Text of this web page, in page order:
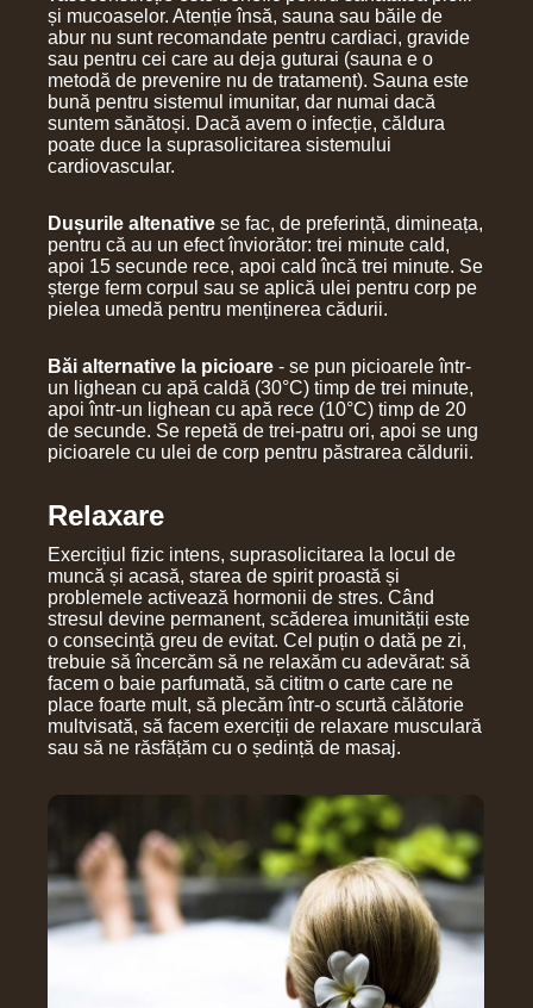
și mucoaselor. Atenție însă, sauna sau băile de
abur nu sunt recomandate pentru cardiaci, gravide
sau pentru cei care au deja guturai (sauna e o
metodă de prevenire nu de tratament). Sauna este
bună pentru sistemul imunitar, dar numai dacă
suntem sănătoși. Dacă avem o infecție, căldura
poate duce la suprasolicitarea sistemului
cardiovascular.
Dușurile altenative se fac, de preferință, dimineața,
pentru că au un efect înviorător: trei minute cald,
apoi 15 secunde rece, apoi cald încă trei minute. Se
șterge ferm corpul sau se aplică ulei pentru corp pe
pielea umedă pentru menținerea cădurii.
Băi alternative la picioare - se pun picioarele într-
un lighean cu apă caldă (30°C) timp de trei minute,
apoi într-un lighean cu apă rece (10°C) timp de 20
de secunde. Se repetă de trei-patru ori, apoi se ung
picioarele cu ulei de corp pentru păstrarea căldurii.
Relaxare
Exercițiul fizic intens, suprasolicitarea la locul de
muncă și acasă, starea de spirit proastă și
problemele activează hormonii de stres. Când
stresul devine permanent, scăderea imunității este
o consecință greu de evitat. Cel puțin o dată pe zi,
trebuie să încercăm să ne relaxăm cu adevărat: să
facem o baie parfumată, să cititm o carte care ne
place foarte mult, să plecăm într-o scurtă călătorie
multvisată, să facem exerciții de relaxare musculară
sau să ne răsfățăm cu o ședință de masaj.